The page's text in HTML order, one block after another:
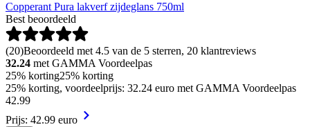
Copperant Pura lakverf zijdeglans 750ml
Best beoordeeld
(20)Beoordeeld met 4.5 van de 5 sterren, 20 klantreviews
32.24 met GAMMA Voordeelpas
25% korting25% korting
25% korting, voordeelprijs: 32.24 euro met GAMMA Voordeelpas
42.99
Prijs: 42.99 euro